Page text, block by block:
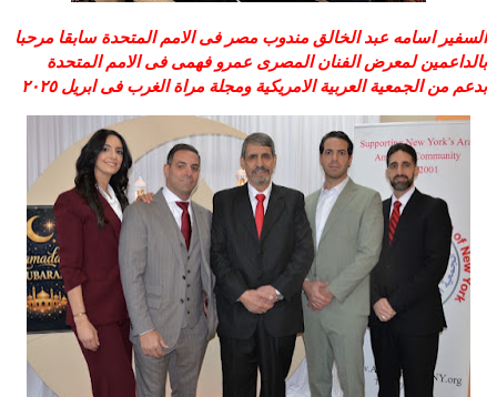
السفير اسامه عبد الخالق مندوب مصر فى الامم المتحدة سابقا مرحبا
بالداعمين لمعرض الفنان المصرى عمرو فهمى فى الامم المتحدة
بدعم من الجمعية العربية الامريكية ومجلة مراة الغرب فى ابريل ٢٠٢٥